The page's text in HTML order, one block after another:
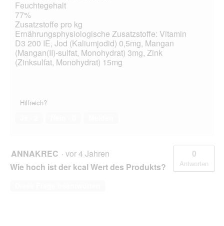
Feuchtegehalt
77%
Zusatzstoffe pro kg
Ernährungsphysiologische Zusatzstoffe: Vitamin
D3 200 IE, Jod (Kaliumjodid) 0,5mg, Mangan
(Mangan(II)-sulfat, Monohydrat) 3mg, Zink
(Zinksulfat, Monohydrat) 15mg
Hilfreich?
ANNAKREC · vor 4 Jahren
Wie hoch ist der kcal Wert des Produkts?
0
Antworten